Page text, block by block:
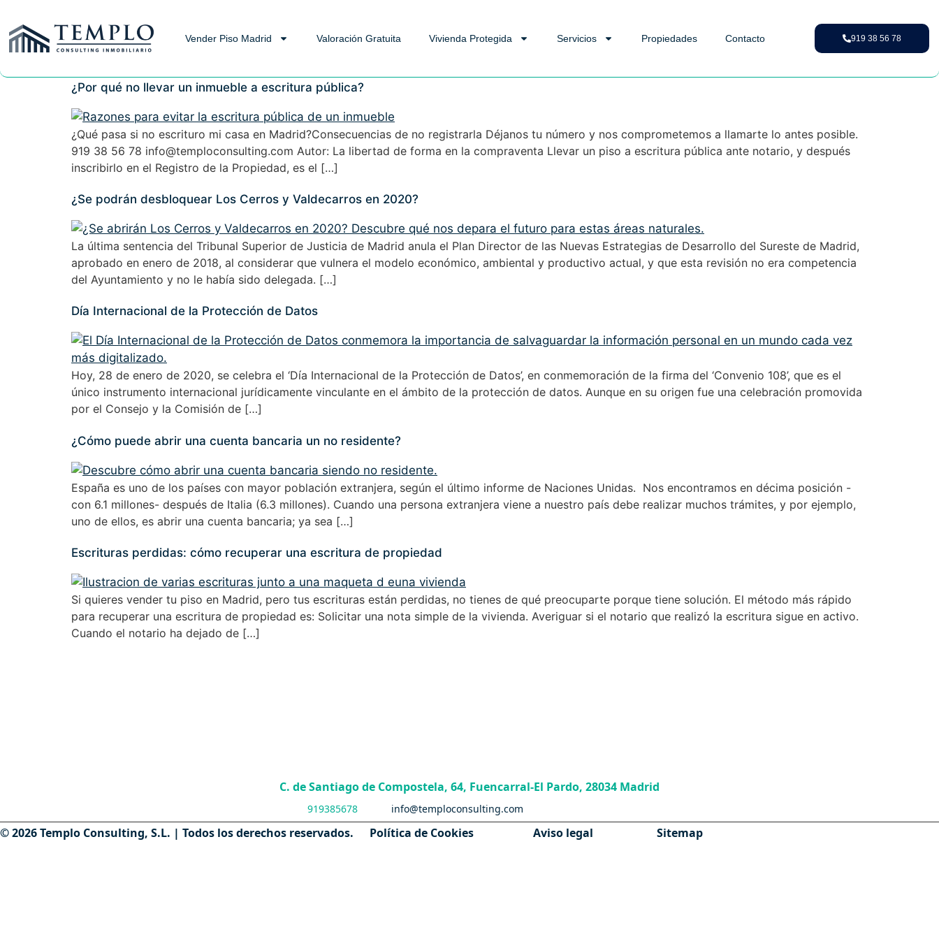
Vender Piso Madrid Valoración Gratuita Vivienda Protegida Servicios Propiedades Contacto 919 38 56 78
¿Por qué no llevar un inmueble a escritura pública?
¿Qué pasa si no escrituro mi casa en Madrid?Consecuencias de no registrarla Déjanos tu número y nos comprometemos a llamarte lo antes posible.
919 38 56 78 info@temploconsulting.com Autor: La libertad de forma en la compraventa Llevar un piso a escritura pública ante notario, y después
inscribirlo en el Registro de la Propiedad, es el […]
¿Se podrán desbloquear Los Cerros y Valdecarros en 2020?
La última sentencia del Tribunal Superior de Justicia de Madrid anula el Plan Director de las Nuevas Estrategias de Desarrollo del Sureste de Madrid,
aprobado en enero de 2018, al considerar que vulnera el modelo económico, ambiental y productivo actual, y que esta revisión no era competencia
del Ayuntamiento y no le había sido delegada. […]
Día Internacional de la Protección de Datos
Hoy, 28 de enero de 2020, se celebra el ‘Día Internacional de la Protección de Datos’, en conmemoración de la firma del ‘Convenio 108’, que es el
único instrumento internacional jurídicamente vinculante en el ámbito de la protección de datos. Aunque en su origen fue una celebración promovida
por el Consejo y la Comisión de […]
¿Cómo puede abrir una cuenta bancaria un no residente?
España es uno de los países con mayor población extranjera, según el último informe de Naciones Unidas. Nos encontramos en décima posición -
con 6.1 millones- después de Italia (6.3 millones). Cuando una persona extranjera viene a nuestro país debe realizar muchos trámites, y por ejemplo,
uno de ellos, es abrir una cuenta bancaria; ya sea […]
Escrituras perdidas: cómo recuperar una escritura de propiedad
Si quieres vender tu piso en Madrid, pero tus escrituras están perdidas, no tienes de qué preocuparte porque tiene solución. El método más rápido
para recuperar una escritura de propiedad es: Solicitar una nota simple de la vivienda. Averiguar si el notario que realizó la escritura sigue en activo.
Cuando el notario ha dejado de […]
C. de Santiago de Compostela, 64, Fuencarral-El Pardo, 28034 Madrid
919385678 info@temploconsulting.com
© 2026 Templo Consulting, S.L. | Todos los derechos reservados. Política de Cookies Aviso legal Sitemap